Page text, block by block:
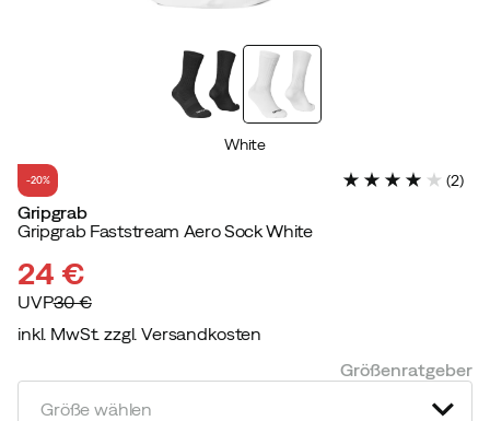
White
-20% (2)
Gripgrab
Gripgrab Faststream Aero Sock White
price
24 €
price
UVP30 €
inkl. MwSt. zzgl. Versandkosten
Größenratgeber
Größe wählen